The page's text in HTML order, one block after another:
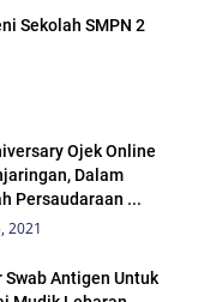
Sekolah SMPN 2
Ojek Online
Dalam
Persaudaraan ...
2021
Swab Antigen Untuk